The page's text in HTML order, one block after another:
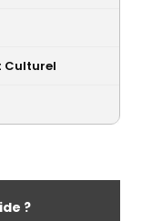
Culturel
?